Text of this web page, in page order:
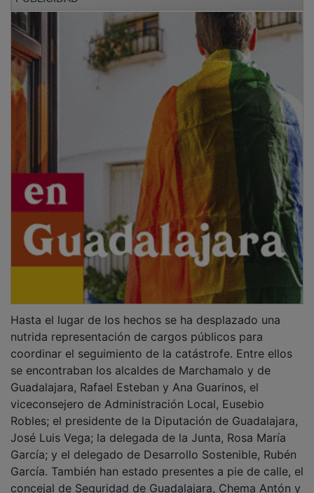
​​Hasta el lugar de los hechos se ha desplazado una
nutrida representación de cargos públicos para
coordinar el seguimiento de la catástrofe. Entre ellos
se encontraban los alcaldes de Marchamalo y de
Guadalajara, Rafael Esteban y Ana Guarinos, el
viceconsejero de Administración Local, Eusebio
Robles; el presidente de la Diputación de Guadalajara,
José Luis Vega; la delegada de la Junta, Rosa María
García; y el delegado de Desarrollo Sostenible, Rubén
García. También han estado presentes a pie de calle, el
concejal de Seguridad de Guadalajara, Chema Antón y
diversos ediles del Ayuntamiento de Marchamalo.
PUBLICIDAD